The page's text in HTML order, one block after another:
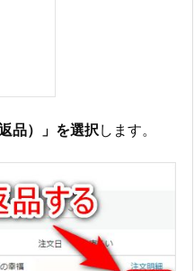
品）」を選択します。